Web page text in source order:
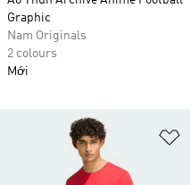
Graphic
Nam Originals
2 colours
Mới